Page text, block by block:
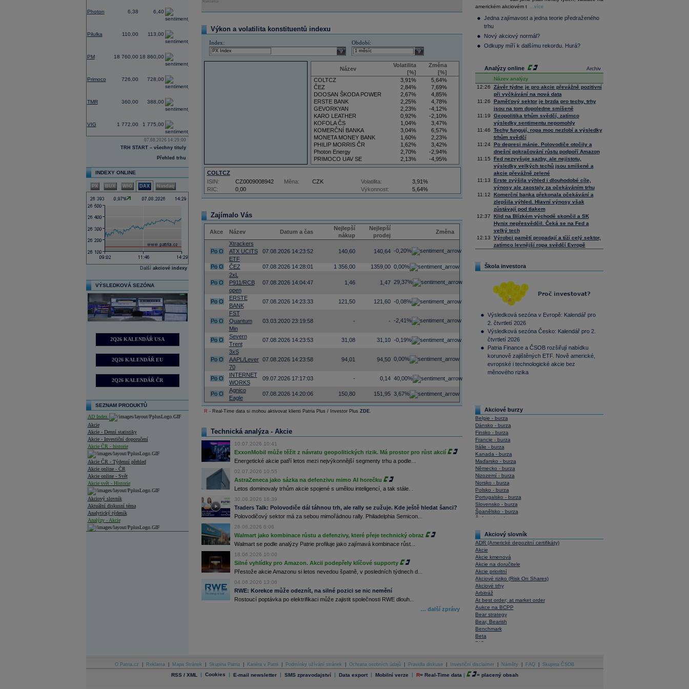
Photon 6,38 6,40
Pilulka 110,00 113,00
0,00
PM 18 760,00 18 860,00
Primoco 726,00 728,00
TMR 360,00 388,00
VIG 1 772,00 1 775,00
07.08.2026 14:29:00
TRH START – všechny tituly
Přehled trhu
INDEXY ONLINE
PX BUX WIG DAX Nasdaq
Další akciové indexy
VÝSLEDKOVÁ SEZÓNA
2Q26 KALENDÁŘ USA
2Q26 KALENDÁŘ EU
2Q26 KALENDÁŘ ČR
SEZNAM PRODUKTŮ
AD Index
Akcie
Akcie - Denní statistiky
Akcie - Investiční doporučení
Akcie ČR - historie
Akcie ČR - Týdenní přehled
Akcie online - ČR
Akcie online - Svět
Akcie svět - Historie
Akciový slovník
Aktuální diskusní téma
Analytický týdeník
Analýzy - Akcie
Archiv - Měnová politika
Reklama
Výkon a volatilita konstituentů indexu
Index:
select
Období:
select
Název
Volatilita
[%]
Změna
[%]
COLTCZ
3,91%
5,64%
ČEZ
2,84%
7,69%
DOOSAN ŠKODA POWER
2,67%
4,85%
ERSTE BANK
2,25%
4,78%
GEVORKYAN
2,23%
-4,12%
KARO LEATHER
0,92%
-2,10%
KOFOLA ČS
1,04%
3,47%
KOMERČNÍ BANKA
3,04%
6,57%
MONETA MONEY BANK
1,60%
2,23%
PHILIP MORRIS ČR
1,62%
3,42%
Photon Energy
2,70%
-2,94%
PRIMOCO UAV SE
2,13%
-4,95%
VIG
4,09%
11,61%
COLTCZ
RIC: 0,00
ISIN: CZ0009008942 Měna: CZK Volatilita:
3,91%
Výkonnost:
5,64%
Zajímalo Vás
Akce Název Datum a čas
Nejlepší
nákup
Nejlepší
prodej
Změna
Po O
Xtrackers
ATX UCITS
ETF
07.08.2026 14:23:52 140,60 140,64 -0,20%
Po O ČEZ 07.08.2026 14:28:01 1 356,00 1359,00 0,00%
Po O
2xL
P911/RCB
open
07.08.2026 14:04:47 1,46 1,47 29,37%
Po O
ERSTE
BANK
07.08.2026 14:23:33 121,50 121,60 -0,08%
Po O
FST
Quantum
Min
03.03.2020 23:19:58 - - -2,41%
Po O
Severn
Trent
07.08.2026 14:23:53 31,08 31,10 -0,19%
Po O
3xS
AAPL/Lever
70
07.08.2026 14:23:58 94,01 94,50 0,00%
Po O
INTERNET
WORKS
09.07.2026 17:17:03 - 0,14 40,00%
Po O
Agnico
Eagle
07.08.2026 14:20:06 150,80 151,95 3,67%
R - Real-Time data si mohou aktivovat klienti Patria Plus / Investor Plus ZDE.
Technická analýza - Akcie
10.07.2026 10:41
ExxonMobil může těžit z návratu geopolitických rizik. Má prostor pro růst akcií
Energetické akcie patří letos mezi nejvýkonnější segmenty trhu a podle...
02.07.2026 10:55
AstraZeneca jako sázka na defenzivu mimo AI horečku
Letos dominovaly trhům akcie spojené s umělou inteligencí, a tak stále...
30.06.2026 16:39
Traders Talk: Polovodiče dál táhnou trh, ale rally se zužuje. Kde ještě hledat šanci?
Polovodičový sektor má za sebou mimořádnou rally. Philadelphia Semicon...
26.06.2026 6:06
Walmart jako kombinace růstu a defenzivy, které přeje technický obraz
Walmart se podle analýzy Patrie profiluje jako zajímavá kombinace růst...
18.06.2026 10:00
Silné vyhlídky pro Amazon. Akcii podepřely klíčové supporty
Přestože akcie Amazonu si letos nevedou špatně, v posledních týdnech d...
04.06.2026 13:06
RWE: Korekce může odeznít, na silné pozici se nic nemění
Rostoucí poptávka po elektrifikaci může zajistit společnosti RWE dlouh...
… další zprávy
Composite
Index
36 128,57 -0,05
XETRA
Performance
index
4 072,38
americkém akciovém t
...více
Jedna zajímavost a jedna teorie předraženého
trhu
Nový akciový normál?
Odkupy míří k dalšímu rekordu. Hurá?
Archiv
Analýzy online
Název analýzy
12:26
Závěr týdne je pro akcie převážně pozitivní
při vyčkávání na nová data
11:26
Paměťový sektor je brzda pro techy, trhy
jsou na tom dopoledne smíšeně
11:19
Geopolitika trhům svědčí, zatímco
výsledky sentimentu nepomohly
11:46
Techy fungují, ropa moc nezlobí a výsledky
trhům svědčí
11:24
Po depresi mánie. Polovodiče otočily a
dnešní pokračování růstu podpoří Amazon
11:15
Fed nezvyšuje sazby, ale nejistotu,
výsledky velkých techů jsou smíšené a
akcie převážně zelené
11:13
Erste zvýšila výhled i dlouhodobé cíle,
výnosy ale zaostaly za očekáváním trhu
11:12
Komerční banka překonala očekávání a
zlepšila výhled. Hlavní výnosy však
zůstávají pod tlakem
12:37
Klid na Blízkém východě skončil a SK
Hynix nepřesvědčil. Čeká se na Fed a
velký tech
12:13
Výrobci pamětí propadají a tíží celý sektor,
zatímco levnější ropa svědčí Evropě
Škola investora
Výsledková sezóna v Evropě: Kalendář pro
2. čtvrtletí 2026
Výsledková sezóna Česko: Kalendář pro 2.
čtvrtletí 2026
Patria Finance a ČSOB rozšiřují nabídku
korunově zajištěných ETF. Nově americké,
evropské i technologické akcie bez
měnového rizika
Akciové burzy
Belgie - burza
Dánsko - burza
Finsko - burza
Francie - burza
Itálie - burza
Kanada - burza
Maďarsko - burza
Německo - burza
Nizozemí - burza
Norsko - burza
Polsko - burza
Portugalsko - burza
Slovensko - burza
Španělsko - burza
Švýcarsko - burza
Akciový slovník
ADR (Americké depozitní certifikáty)
Akcie
Akcie kmenová
Akcie na doručitele
Akcie prioritní
Akciové riziko (Risk On Shares)
Akciové trhy
Arbitráž
At best order; at market order
Aukce na BCPP
Bear strategy
Bear, Bearish
Benchmark
Beta
BIC
Bonita
Book To Bill Ratio
Book Value
O Patria.cz Reklama Mapa Stránek Skupina Patria Kariéra v Patrii Podmínky užívání stránek Ochrana osobních údajů Pravidla diskuse Investiční disclaimer Náměty FAQ Skupina ČSOB
RSS / XML | Cookies | E-mail newsletter | SMS zpravodajství | Data export | Mobilní verze | R= Real-Time data | = placený obsah